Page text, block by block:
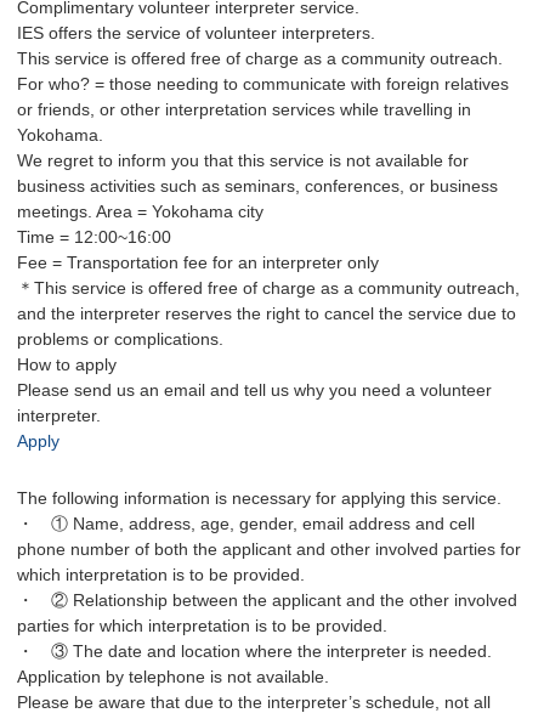
Complimentary volunteer interpreter service.
IES offers the service of volunteer interpreters.
This service is offered free of charge as a community outreach.
For who? = those needing to communicate with foreign relatives
or friends, or other interpretation services while travelling in
Yokohama.
We regret to inform you that this service is not available for
business activities such as seminars, conferences, or business
meetings. Area = Yokohama city
Time = 12:00~16:00
Fee = Transportation fee for an interpreter only
＊This service is offered free of charge as a community outreach,
and the interpreter reserves the right to cancel the service due to
problems or complications.
How to apply
Please send us an email and tell us why you need a volunteer
interpreter.
Apply
The following information is necessary for applying this service.
・ ① Name, address, age, gender, email address and cell
phone number of both the applicant and other involved parties for
which interpretation is to be provided.
・ ② Relationship between the applicant and the other involved
parties for which interpretation is to be provided.
・ ③ The date and location where the interpreter is needed.
Application by telephone is not available.
Please be aware that due to the interpreter’s schedule, not all